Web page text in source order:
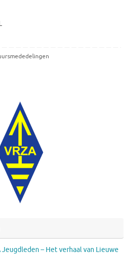
– Het verhaal van Lieuwe